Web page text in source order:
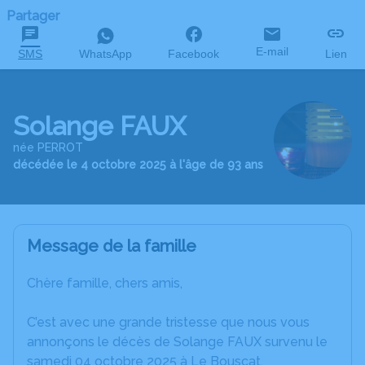
Partager
SMS WhatsApp Facebook E-mail Lien
Solange FAUX
née PERROT
décédée le 4 octobre 2025 à l'âge de 93 ans
Message de la famille
Chère famille, chers amis,
C’est avec une grande tristesse que nous vous
annonçons le décès de Solange FAUX survenu le
samedi 04 octobre 2025 à Le Bouscat.